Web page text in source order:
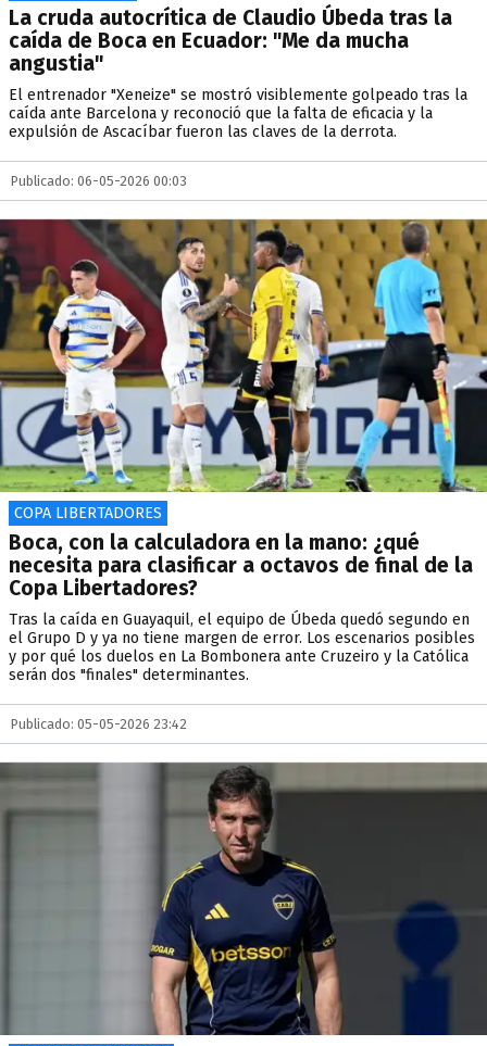
La cruda autocrítica de Claudio Úbeda tras la
caída de Boca en Ecuador: "Me da mucha
angustia"
El entrenador "Xeneize" se mostró visiblemente golpeado tras la
caída ante Barcelona y reconoció que la falta de eficacia y la
expulsión de Ascacíbar fueron las claves de la derrota.
Publicado: 06-05-2026 00:03
COPA LIBERTADORES
Boca, con la calculadora en la mano: ¿qué
necesita para clasificar a octavos de final de la
Copa Libertadores?
Tras la caída en Guayaquil, el equipo de Úbeda quedó segundo en
el Grupo D y ya no tiene margen de error. Los escenarios posibles
y por qué los duelos en La Bombonera ante Cruzeiro y la Católica
serán dos "finales" determinantes.
Publicado: 05-05-2026 23:42